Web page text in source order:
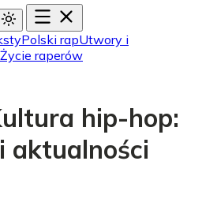
Polski rapUtwory i
Życie raperów
hip-hop:
aktualności